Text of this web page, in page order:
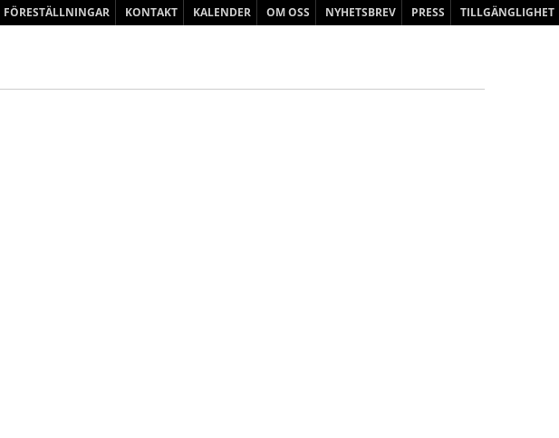
Hoppa
till
innehåll
FÖRESTÄLLNINGAR KONTAKT KALENDER OM OSS NYHETSBREV PRESS TILLGÄNGLIGHET